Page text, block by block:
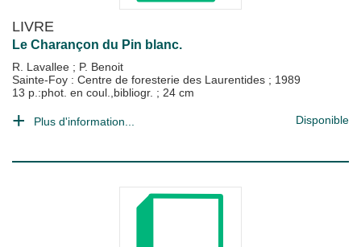
LIVRE
Le Charançon du Pin blanc.
R. Lavallee ; P. Benoit
Sainte-Foy : Centre de foresterie des Laurentides ; 1989
13 p.:phot. en coul.,bibliogr. ; 24 cm
Plus d'information... Disponible